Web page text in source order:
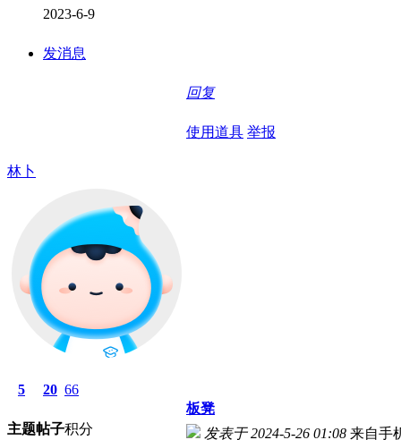
2023-6-9
发消息
回复
使用道具 举报
林卜
5
主题
20
帖子
66
积分
板凳
发表于 2024-5-26 01:08 来自手